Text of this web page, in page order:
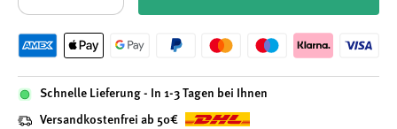
Schnelle Lieferung - In 1-3 Tagen bei Ihnen
Versandkostenfrei ab 50€